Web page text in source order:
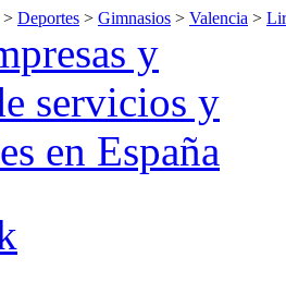
> Deportes > Gimnasios > Valencia >